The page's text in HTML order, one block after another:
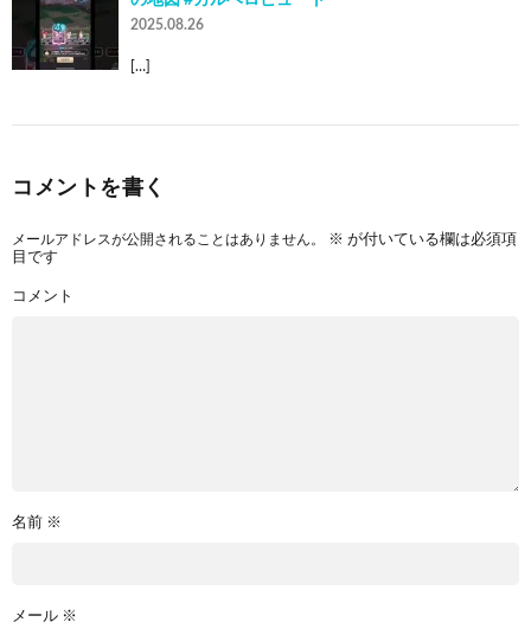
2025.08.26
[…]
コメントを書く
メールアドレスが公開されることはありません。 ※ が付いている欄は必須項
目です
コメント
名前 ※
メール ※